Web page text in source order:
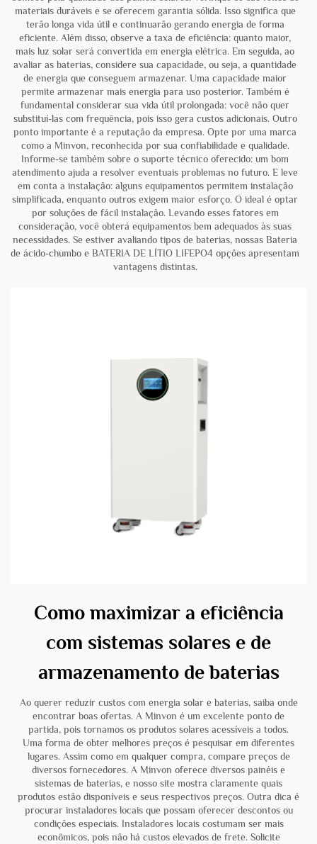
materiais duráveis e se oferecem garantia sólida. Isso significa que
terão longa vida útil e continuarão gerando energia de forma
eficiente. Além disso, observe a taxa de eficiência: quanto maior,
mais luz solar será convertida em energia elétrica. Em seguida, ao
avaliar as baterias, considere sua capacidade, ou seja, a quantidade
de energia que conseguem armazenar. Uma capacidade maior
permite armazenar mais energia para uso posterior. Também é
fundamental considerar sua vida útil prolongada: você não quer
substituí-las com frequência, pois isso gera custos adicionais. Outro
ponto importante é a reputação da empresa. Opte por uma marca
como a Minvon, reconhecida por sua confiabilidade e qualidade.
Informe-se também sobre o suporte técnico oferecido: um bom
atendimento ajuda a resolver eventuais problemas no futuro. E leve
em conta a instalação: alguns equipamentos permitem instalação
simplificada, enquanto outros exigem maior esforço. O ideal é optar
por soluções de fácil instalação. Levando esses fatores em
consideração, você obterá equipamentos bem adequados às suas
necessidades. Se estiver avaliando tipos de baterias, nossas Bateria
de ácido-chumbo e BATERIA DE LÍTIO LIFEPO4 opções apresentam
vantagens distintas.
Como maximizar a eficiência
com sistemas solares e de
armazenamento de baterias
Ao querer reduzir custos com energia solar e baterias, saiba onde
encontrar boas ofertas. A Minvon é um excelente ponto de
partida, pois tornamos os produtos solares acessíveis a todos.
Uma forma de obter melhores preços é pesquisar em diferentes
lugares. Assim como em qualquer compra, compare preços de
diversos fornecedores. A Minvon oferece diversos painéis e
sistemas de baterias, e nosso site mostra claramente quais
produtos estão disponíveis e seus respectivos preços. Outra dica é
procurar instaladores locais que possam oferecer descontos ou
condições especiais. Instaladores locais costumam ser mais
econômicos, pois não há custos elevados de frete. Solicite